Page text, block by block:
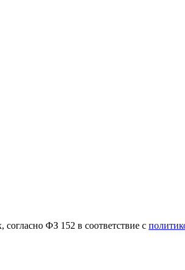
ФЗ 152 в соответствие с